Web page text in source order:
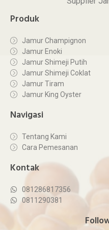
Produk
Jamur Champignon
Jamur Enoki
Jamur Shimeji Putih
Jamur Shimeji Coklat
Jamur Tiram
Jamur King Oyster
Navigasi
Tentang Kami
Cara Pemesanan
Kontak
081286817356
0811290381